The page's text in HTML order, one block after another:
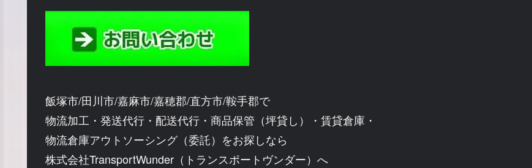
飯塚市/田川市/嘉麻市/嘉穂郡/直方市/鞍手郡で
物流加工・発送代行・配送代行・商品保管（坪貸し）・賃貸倉庫・
物流倉庫アウトソーシング（委託）をお探しなら
株式会社TransportWunder（トランスポートヴンダー）へ